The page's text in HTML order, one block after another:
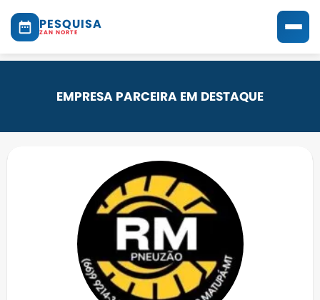
PESQUISA
ZAN NORTE
EMPRESA PARCEIRA EM DESTAQUE